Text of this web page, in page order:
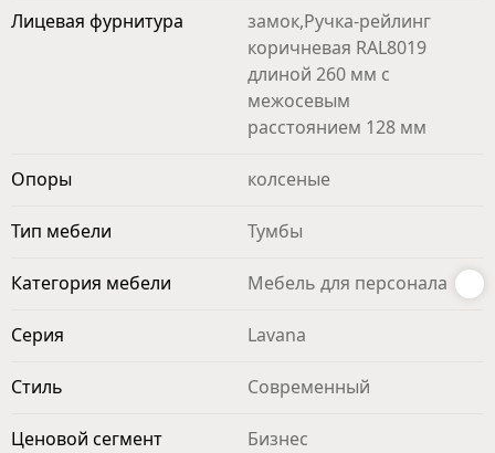
Лицевая фурнитура
замок,Ручка-рейлинг
коричневая RAL8019
длиной 260 мм с
межосевым
расстоянием 128 мм
Опоры колсеные
Тип мебели Тумбы
Категория мебели Мебель для персонала
Серия Lavana
Стиль Современный
Ценовой сегмент Бизнес